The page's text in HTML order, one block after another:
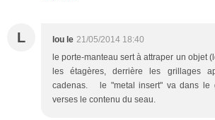
L lou le 21/05/2014 18:40
le porte-manteau sert à attraper un objet
les étagères, derrière les grillages
cadenas. le "metal insert" va dans le
verses le contenu du seau.